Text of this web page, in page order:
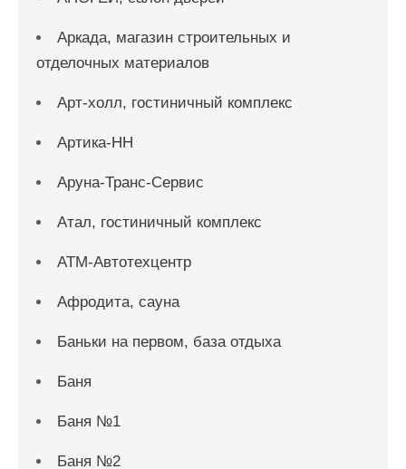
Аркада, магазин строительных и
отделочных материалов
Арт-холл, гостиничный комплекс
Артика-НН
Аруна-Транс-Сервис
Атал, гостиничный комплекс
АТМ-Автотехцентр
Афродита, сауна
Баньки на первом, база отдыха
Баня
Баня №1
Баня №2